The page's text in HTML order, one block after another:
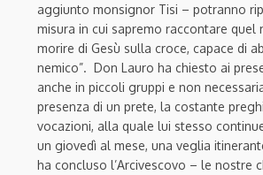
aggiunto monsignor Tisi – potranno
misura in cui sapremo raccontare quel
morire di Gesù sulla croce, capace di
nemico”. Don Lauro ha chiesto ai
anche in piccoli gruppi e non
presenza di un prete, la costante
vocazioni, alla quale lui stesso
un giovedì al mese, una veglia
ha concluso l’Arcivescovo – le nostre